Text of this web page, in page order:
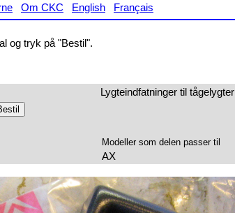
Om CKC English Français
og tryk på "Bestil".
Lygteindfatninger til tågelygter
Modeller som delen passer til
AX